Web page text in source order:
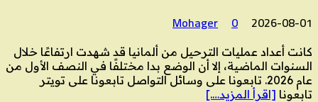
2026-08-01
Mohager 0
كانت أعداد عمليات الترحيل من ألمانيا قد شهدت ارتفاعًا خلال
السنوات الماضية، إلا أن الوضع بدا مختلفًا في النصف الأول من
عام 2026. تابعونا على وسائل التواصل تابعونا على تويتر
تابعونا [اقرأ المزيد….]